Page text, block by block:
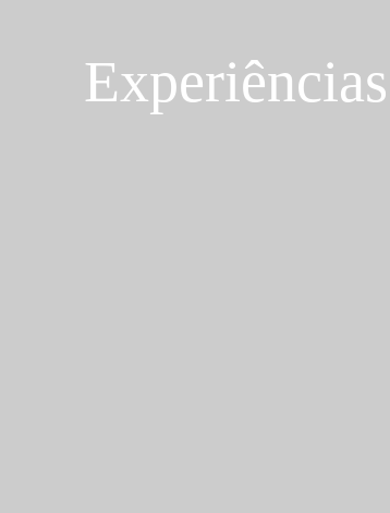
Experiências